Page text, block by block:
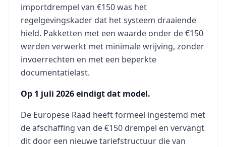
importdrempel van €150 was het
regelgevingskader dat het systeem draaiende
hield. Pakketten met een waarde onder de €150
werden verwerkt met minimale wrijving, zonder
invoerrechten en met een beperkte
documentatielast.
Op 1 juli 2026 eindigt dat model.
De Europese Raad heeft formeel ingestemd met
de afschaffing van de €150 drempel en vervangt
dit door een nieuwe tariefstructuur die van